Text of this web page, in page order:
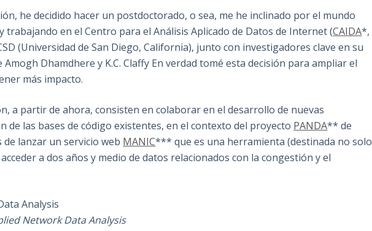
he decidido hacer un postdoctorado, o sea, me he inclinado por el mundo
trabajando en el Centro para el Análisis Aplicado de Datos de Internet (CAIDA*,
(Universidad de San Diego, California), junto con investigadores clave en su
Dhamdhere y K.C. Claffy En verdad tomé esta decisión para ampliar el
más impacto.
a partir de ahora, consisten en colaborar en el desarrollo de nuevas
de las bases de código existentes, en el contexto del proyecto PANDA** de
de lanzar un servicio web MANIC*** que es una herramienta (destinada no solo
a dos años y medio de datos relacionados con la congestión y el
Analysis
Network Data Analysis